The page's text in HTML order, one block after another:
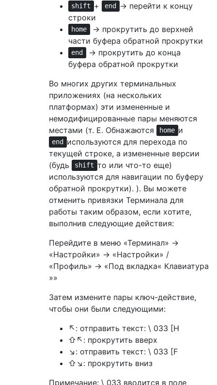
shift + end
→ перейти к концу
строки
home
→ прокрутить до верхней
части буфера обратной прокрутки
end
→ прокрутить до конца
буфера обратной прокрутки
Во многих других терминальных
приложениях (на нескольких
платформах) эти измененные и
немодифицированные пары меняются
местами (т. Е. Обнажаются
home и
end
используются для перехода по
текущей строке, а измененные версии
(будь
shift то или что-то еще)
используются для навигации по буферу
обратной прокрутки). ). Вы можете
отменить привязки Терминала для
работы таким образом, если хотите,
выполнив следующие действия:
Перейдите в меню «Терминал» →
«Настройки» → «Настройки» /
«Профиль» → «Под вкладка« Клавиатура
»»
Затем измените пары ключ-действие,
чтобы они были следующими:
↖︎: отправить текст: \ 033 [H
⇧↖︎: прокрутить вверх
↘︎: отправить текст: \ 033 [F
⇧↘︎: прокрутить вниз
Примечание: \ 033 вводится в поле